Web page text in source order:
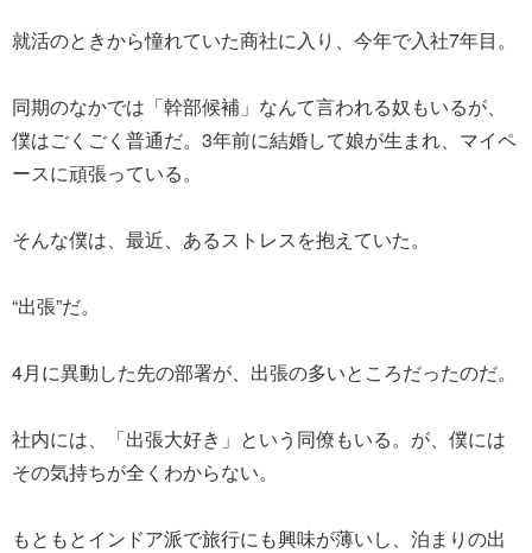
就活のときから憧れていた商社に入り、今年で入社7年目。
同期のなかでは「幹部候補」なんて言われる奴もいるが、
僕はごくごく普通だ。3年前に結婚して娘が生まれ、マイペ
ースに頑張っている。
そんな僕は、最近、あるストレスを抱えていた。
“出張”だ。
4月に異動した先の部署が、出張の多いところだったのだ。
社内には、「出張大好き」という同僚もいる。が、僕には
その気持ちが全くわからない。
もともとインドア派で旅行にも興味が薄いし、泊まりの出